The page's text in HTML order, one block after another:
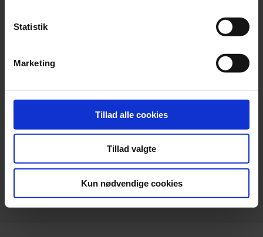
Statistik
Marketing
Tillad alle cookies
Tillad valgte
Kun nødvendige cookies
DK-9220 Aalborg Ø
Telefax:+45 96 34 79 30
info@beierholm.dk